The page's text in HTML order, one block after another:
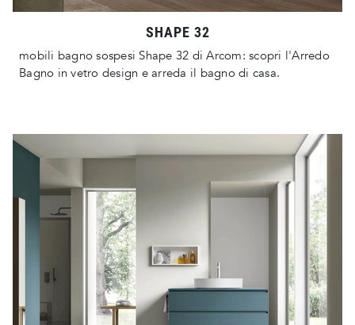
SHAPE 32
mobili bagno sospesi Shape 32 di Arcom: scopri l'Arredo
Bagno in vetro design e arreda il bagno di casa.